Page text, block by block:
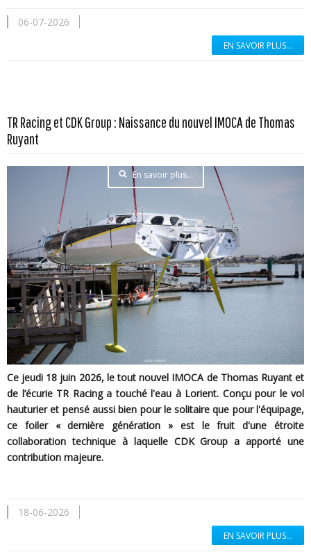
06-07-2026
EN SAVOIR PLUS...
TR Racing et CDK Group : Naissance du nouvel IMOCA de Thomas
Ruyant
En savoir plus...
Ce jeudi 18 juin 2026, le tout nouvel IMOCA de Thomas Ruyant et
de l’écurie TR Racing a touché l'eau à Lorient. Conçu pour le vol
hauturier et pensé aussi bien pour le solitaire que pour l'équipage,
ce foiler « dernière génération » est le fruit d'une étroite
collaboration technique à laquelle CDK Group a apporté une
contribution majeure.
18-06-2026
EN SAVOIR PLUS...